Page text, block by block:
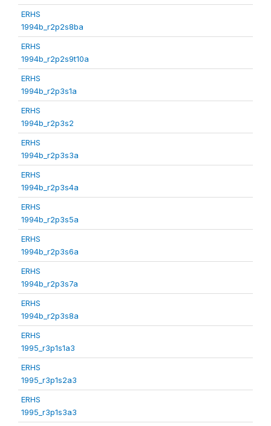
ERHS
1994b_r2p2s8ba
ERHS
1994b_r2p2s9t10a
ERHS
1994b_r2p3s1a
ERHS
1994b_r2p3s2
ERHS
1994b_r2p3s3a
ERHS
1994b_r2p3s4a
ERHS
1994b_r2p3s5a
ERHS
1994b_r2p3s6a
ERHS
1994b_r2p3s7a
ERHS
1994b_r2p3s8a
ERHS
1995_r3p1s1a3
ERHS
1995_r3p1s2a3
ERHS
1995_r3p1s3a3